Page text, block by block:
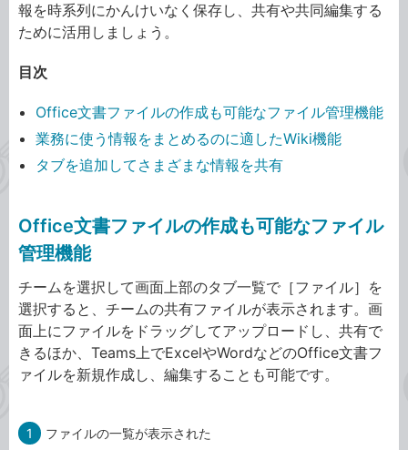
報を時系列にかんけいなく保存し、共有や共同編集する
ために活用しましょう。
目次
Office文書ファイルの作成も可能なファイル管理機能
業務に使う情報をまとめるのに適したWiki機能
タブを追加してさまざまな情報を共有
Office文書ファイルの作成も可能なファイル
管理機能
チームを選択して画面上部のタブ一覧で［ファイル］を
選択すると、チームの共有ファイルが表示されます。画
面上にファイルをドラッグしてアップロードし、共有で
きるほか、Teams上でExcelやWordなどのOffice文書フ
ァイルを新規作成し、編集することも可能です。
1 ファイルの一覧が表示された